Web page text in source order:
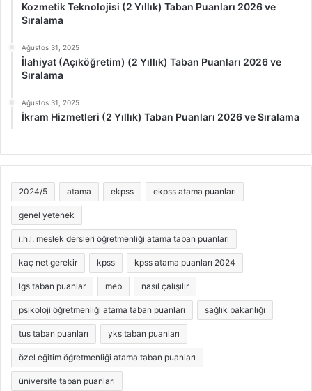
Kozmetik Teknolojisi (2 Yıllık) Taban Puanları 2026 ve
Sıralama
Ağustos 31, 2025
İlahiyat (Açıköğretim) (2 Yıllık) Taban Puanları 2026 ve
Sıralama
Ağustos 31, 2025
İkram Hizmetleri (2 Yıllık) Taban Puanları 2026 ve Sıralama
2024/5 atama ekpss ekpss atama puanları
genel yetenek
i.h.l. meslek dersleri öğretmenliği atama taban puanları
kaç net gerekir kpss kpss atama puanları 2024
lgs taban puanlar meb nasıl çalışılır
psikoloji öğretmenliği atama taban puanları sağlık bakanlığı
tus taban puanları yks taban puanları
özel eğitim öğretmenliği atama taban puanları
üniversite taban puanları